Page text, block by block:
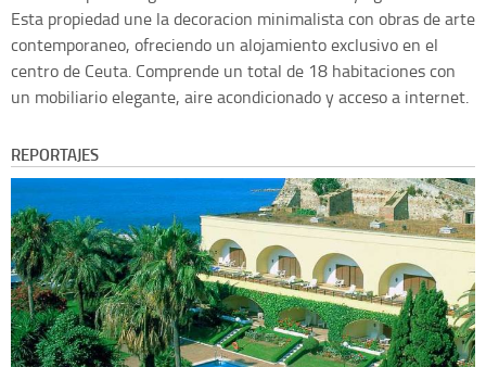
Esta propiedad une la decoracion minimalista con obras de arte
contemporaneo, ofreciendo un alojamiento exclusivo en el
centro de Ceuta. Comprende un total de 18 habitaciones con
un mobiliario elegante, aire acondicionado y acceso a internet.
REPORTAJES